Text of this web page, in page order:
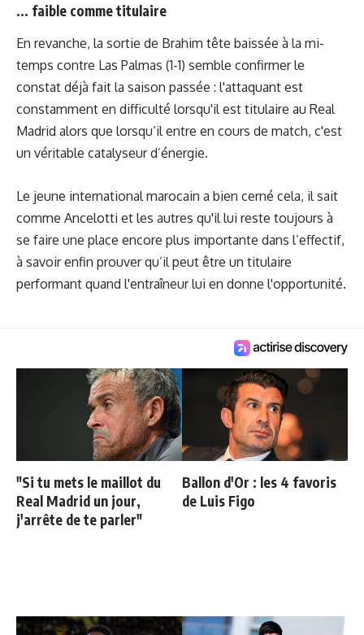
... faible comme titulaire
En revanche, la sortie de Brahim tête baissée à la mi-
temps contre Las Palmas (1-1) semble confirmer le
constat déjà fait la saison passée : l'attaquant est
constamment en difficulté lorsqu'il est titulaire au Real
Madrid alors que lorsqu’il entre en cours de match, c'est
un véritable catalyseur d’énergie.
Le jeune international marocain a bien cerné cela, il sait
comme Ancelotti et les autres qu'il lui reste toujours à
se faire une place encore plus importante dans l’effectif,
à savoir enfin prouver qu’il peut être un titulaire
performant quand l'entraîneur lui en donne l'opportunité.
"Si tu mets le maillot du
Real Madrid un jour,
j'arrête de te parler"
Ballon d'Or : les 4 favoris
de Luis Figo